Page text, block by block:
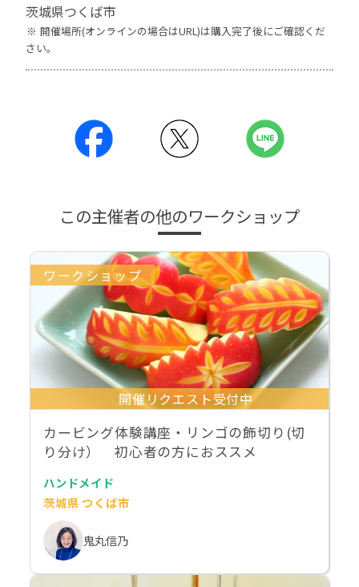
茨城県つくば市
開催場所(オンラインの場合はURL)は購入完了後にご確認くだ
さい。
この主催者の他のワークショップ
ワークショップ
開催リクエスト受付中
カービング体験講座・リンゴの飾切り(切
り分け） 初心者の方におススメ
ハンドメイド
茨城県 つくば市
鬼丸信乃